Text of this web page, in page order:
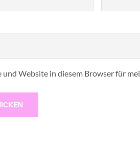
und Website in diesem Browser für